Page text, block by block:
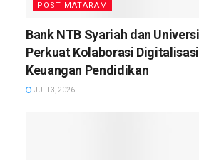
POST MATARAM
Bank NTB Syariah dan
Perkuat Kolaborasi
Keuangan Pendidikan
JULI 3, 2026